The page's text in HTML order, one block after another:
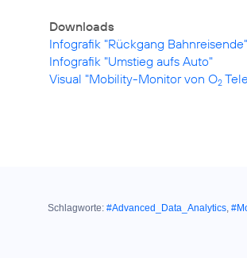
Downloads
Infografik "Rückgang Bahnreisende"
Infografik "Umstieg aufs Auto"
Visual "Mobility-Monitor von O2
Schlagworte: #Advanced_Data_Analytics